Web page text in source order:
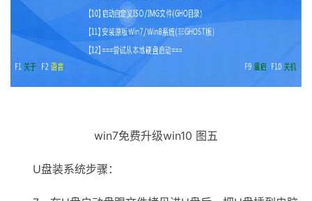
win7免费升级win10 图五
U盘装系统步骤：